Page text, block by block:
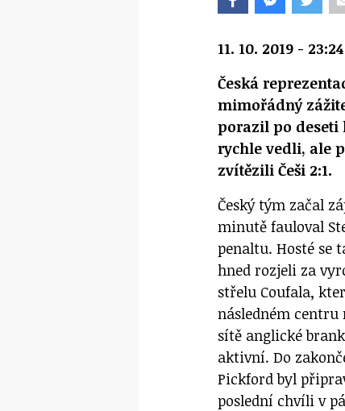
11. 10. 2019 - 23:24
Česká
mimořádný
porazil po deseti
rychle vedli, ale
zvítězili Češi 2:1.
Český tým začal
minutě fauloval
penaltu. Hosté se
hned rozjeli za
střelu Coufala,
následném centru
sítě anglické
aktivní. Do
Pickford byl
poslední chvíli v